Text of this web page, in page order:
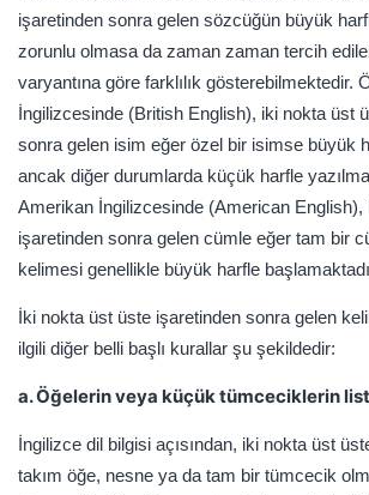
işaretinden sonra gelen sözcüğün büyük
zorunlu olmasa da zaman zaman tercih
varyantına göre farklılık gösterebilmektedir.
İngilizcesinde (British English), iki nokta üst
sonra gelen isim eğer özel bir isimse büyük
ancak diğer durumlarda küçük harfle
Amerikan İngilizcesinde (American
işaretinden sonra gelen cümle eğer tam bir
kelimesi genellikle büyük harfle
İki nokta üst üste işaretinden sonra gelen
ilgili diğer belli başlı kurallar şu şekildedir:
a. Öğelerin veya küçük tümceciklerin
İngilizce dil bilgisi açısından, iki nokta üst
takım öğe, nesne ya da tam bir tümcecik